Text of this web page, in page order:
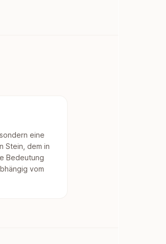
eine
Stein, dem in
Bedeutung
vom